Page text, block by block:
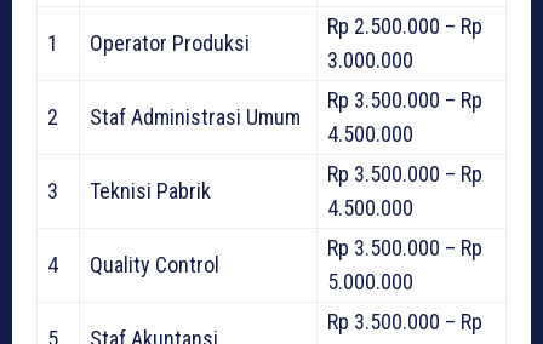
1 Operator Produksi
Rp 2.500.000 – Rp
3.000.000
2 Staf Administrasi Umum
Rp 3.500.000 – Rp
4.500.000
3 Teknisi Pabrik
Rp 3.500.000 – Rp
4.500.000
4 Quality Control
Rp 3.500.000 – Rp
5.000.000
5 Staf Akuntansi
Rp 3.500.000 – Rp